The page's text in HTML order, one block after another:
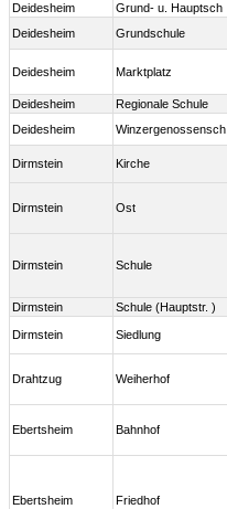
Deidesheim
Grund- u. Hauptsch
Deidesheim
Grundschule
Deidesheim Marktplatz
Deidesheim Regionale Schule
Deidesheim
Winzergenossensch.
Dirmstein Kirche
Dirmstein Ost
Dirmstein Schule
Dirmstein Schule (Hauptstr. )
Dirmstein Siedlung
Drahtzug Weiherhof
Ebertsheim Bahnhof
Ebertsheim Friedhof